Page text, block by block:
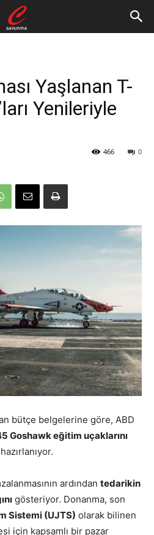
Yaşlanan T-
Yenileriyle
0
466
bütçe belgelerine göre, ABD
Goshawk eğitim uçaklarını
ardından tedarikin
gösteriyor. Donanma, son
Sistemi (UJTS) olarak bilinen
için kapsamlı bir pazar